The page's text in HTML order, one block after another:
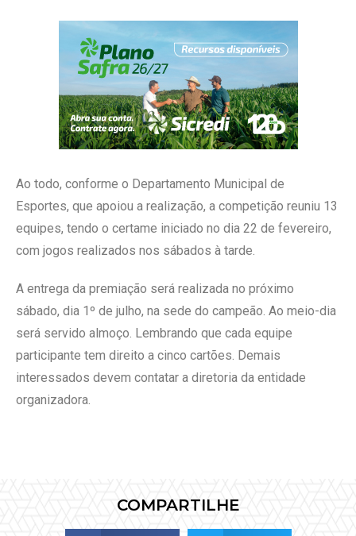
Ao todo, conforme o Departamento Municipal de
Esportes, que apoiou a realização, a competição reuniu 13
equipes, tendo o certame iniciado no dia 22 de fevereiro,
com jogos realizados nos sábados à tarde.
A entrega da premiação será realizada no próximo
sábado, dia 1º de julho, na sede do campeão. Ao meio-dia
será servido almoço. Lembrando que cada equipe
participante tem direito a cinco cartões. Demais
interessados devem contatar a diretoria da entidade
organizadora.
COMPARTILHE